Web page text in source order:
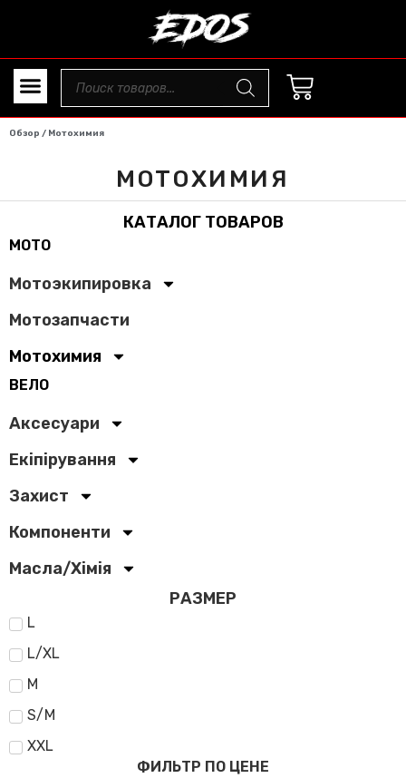
Обзор / Мотохимия
МОТОХИМИЯ
КАТАЛОГ ТОВАРОВ
МОТО
Мотоэкипировка
Мотозапчасти
Мотохимия
ВЕЛО
Аксесуари
Екіпірування
Захист
Компоненти
Масла/Хімія
РАЗМЕР
L
L/XL
M
S/M
XXL
ФИЛЬТР ПО ЦЕНЕ